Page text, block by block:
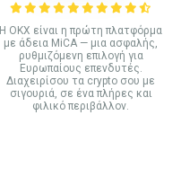
Η OKX είναι η πρώτη πλατφόρμα
με άδεια MiCA — μια ασφαλής,
ρυθμιζόμενη επιλογή για
Ευρωπαίους επενδυτές.
Διαχειρίσου τα crypto σου με
σιγουριά, σε ένα πλήρες και
φιλικό περιβάλλον.